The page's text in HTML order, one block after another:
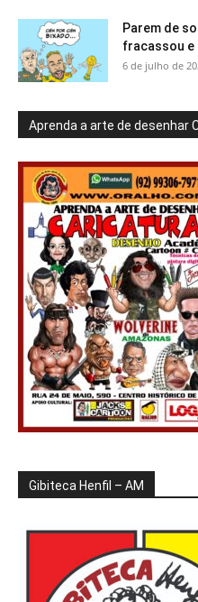
Parem de
fracassou e
6 de julho de
Aprenda a arte de desenhar
Gibiteca Henfil – AM